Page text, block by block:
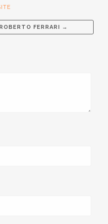
ROBERTO FERRARI →